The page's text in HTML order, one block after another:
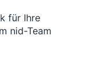
für Ihre
nid-Team